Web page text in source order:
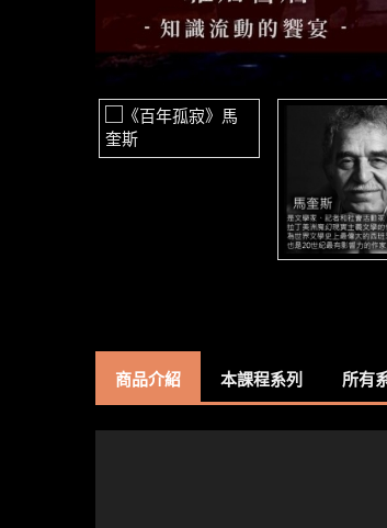
商品介紹 本課程系列 所有